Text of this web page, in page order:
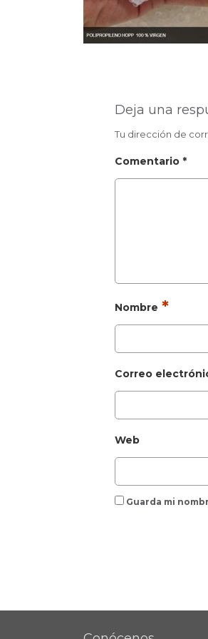
Deja una
Tu dirección de
Comentario *
Nombre *
Correo
Web
Guarda mi